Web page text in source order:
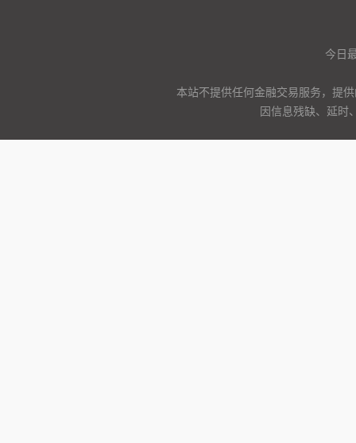
今日
本站不提供任何金融交易服务，提
因信息残缺、延时